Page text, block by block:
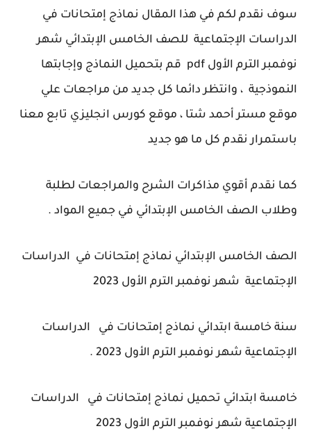
سوف نقدم لكم في هذا المقال نماذج إمتحانات في
الدراسات الإجتماعية للصف الخامس الإبتدائي شهر
نوفمبر الترم الأول pdf قم بتحميل النماذج وإجابتها
النموذجية ، وانتظر دائما كل جديد من مراجعات علي
موقع مستر أحمد شتا ، موقع كورس انجليزي تابع معنا
باستمرار نقدم كل ما هو جديد
كما نقدم أقوي مذاكرات الشرح والمراجعات لطلبة
وطلاب الصف الخامس الإبتدائي في جميع المواد .
الصف الخامس الإبتدائي نماذج إمتحانات في الدراسات
الإجتماعية شهر نوفمبر الترم الأول 2023
سنة خامسة ابتدائي نماذج إمتحانات في
الدراسات
الإجتماعية شهر نوفمبر الترم الأول 2023 .
خامسة ابتدائي تحميل نماذج إمتحانات في
الدراسات
الإجتماعية شهر نوفمبر الترم الأول 2023